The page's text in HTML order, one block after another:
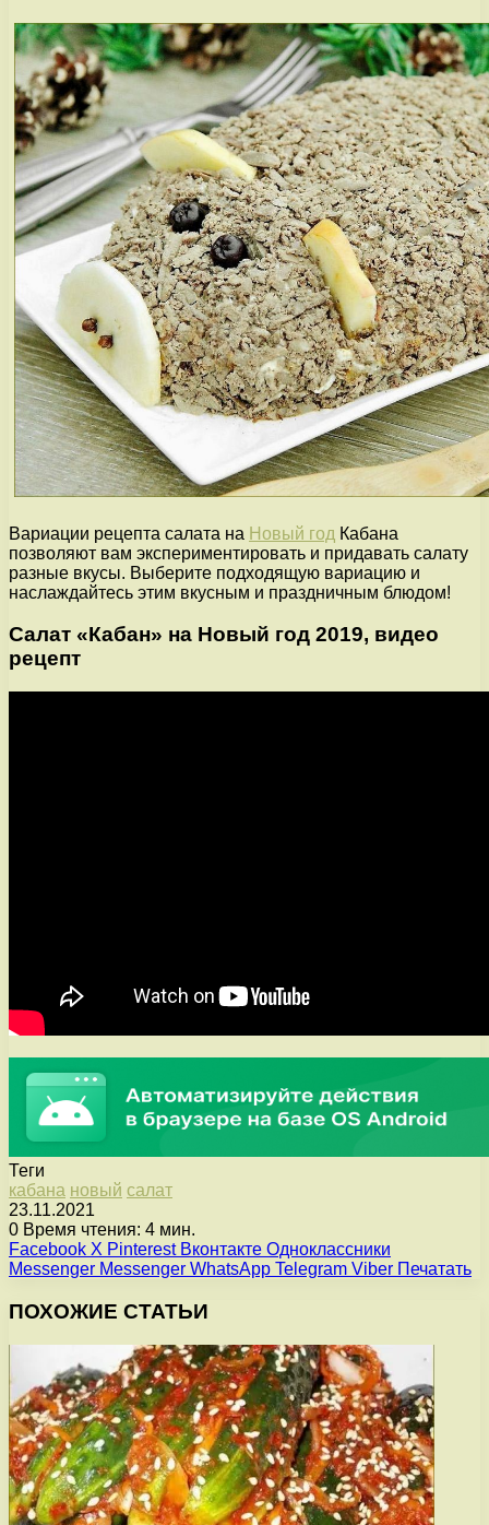
Вариации рецепта салата на Новый год Кабана
позволяют вам экспериментировать и придавать салату
разные вкусы. Выберите подходящую вариацию и
наслаждайтесь этим вкусным и праздничным блюдом!
Салат «Кабан» на Новый год 2019, видео
рецепт
Теги
кабана новый салат
23.11.2021
0 Время чтения: 4 мин.
Facebook X Pinterest Вконтакте Одноклассники
Messenger Messenger WhatsApp Telegram Viber Печатать
ПОХОЖИЕ СТАТЬИ